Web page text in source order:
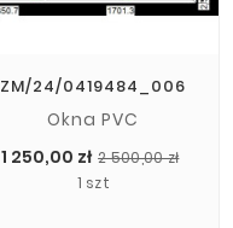
ZM/24/0419484_006
Okna PVC
1 250,00 zł 2 500,00 zł
1 szt